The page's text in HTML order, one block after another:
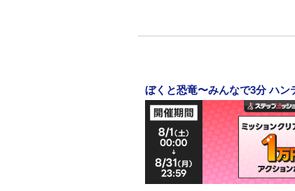
ぼくと恐竜〜みんなで3分 ハン